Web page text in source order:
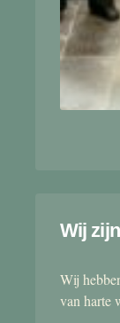
Wij
Wij
van harte